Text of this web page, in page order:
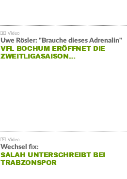
Uwe Rösler: "Brauche dieses Adrenalin"
VFL BOCHUM ERÖFFNET DIE
ZWEITLIGASAISON…
Wechsel fix:
SALAH UNTERSCHREIBT BEI
TRABZONSPOR